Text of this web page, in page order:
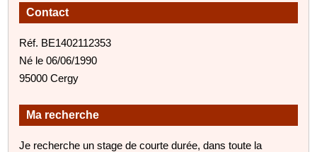
Contact
Réf. BE1402112353
Né le 06/06/1990
95000 Cergy
Ma recherche
Je recherche un stage de courte durée, dans toute la